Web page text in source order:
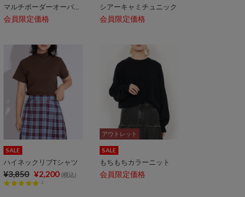
マルチボーダーオーバーニット
会員限定価格
シアーキャミチュニック
会員限定価格
SALE
ハイネックリブTシャツ
¥3,850 ¥2,200 (税込)
2
アウトレット
アウトレット
SALE
もちもちカラーニット
会員限定価格